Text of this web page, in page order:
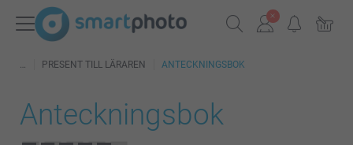
PRESENT TILL LÄRAREN ANTECKNINGSBOK
Anteckningsbok